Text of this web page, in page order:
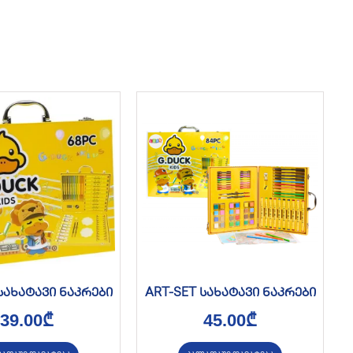
ნაკრები
39.00₾
ART-SET სახატავი ნაკრები
45.00₾